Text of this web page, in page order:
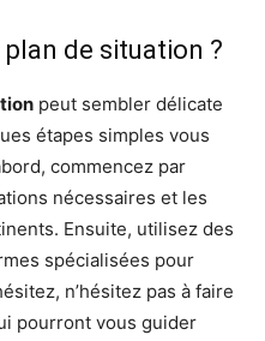
de situation ?
peut sembler délicate
étapes simples vous
commencez par
nécessaires et les
Ensuite, utilisez des
spécialisées pour
n’hésitez pas à faire
pourront vous guider